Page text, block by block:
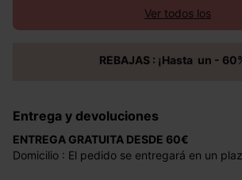
Ver todos los
REBAJAS : ¡Hasta un -
Entrega y devoluciones
ENTREGA GRATUITA DESDE 60€
Domicilio : El pedido se entregará en un